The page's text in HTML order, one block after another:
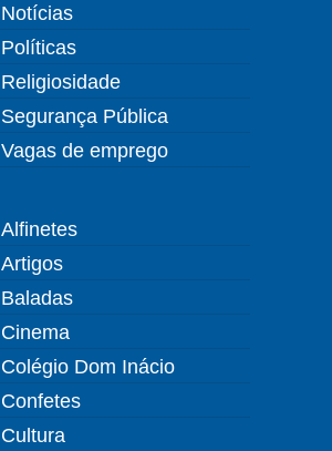
Notícias
Políticas
Religiosidade
Segurança Pública
Vagas de emprego
Alfinetes
Artigos
Baladas
Cinema
Colégio Dom Inácio
Confetes
Cultura